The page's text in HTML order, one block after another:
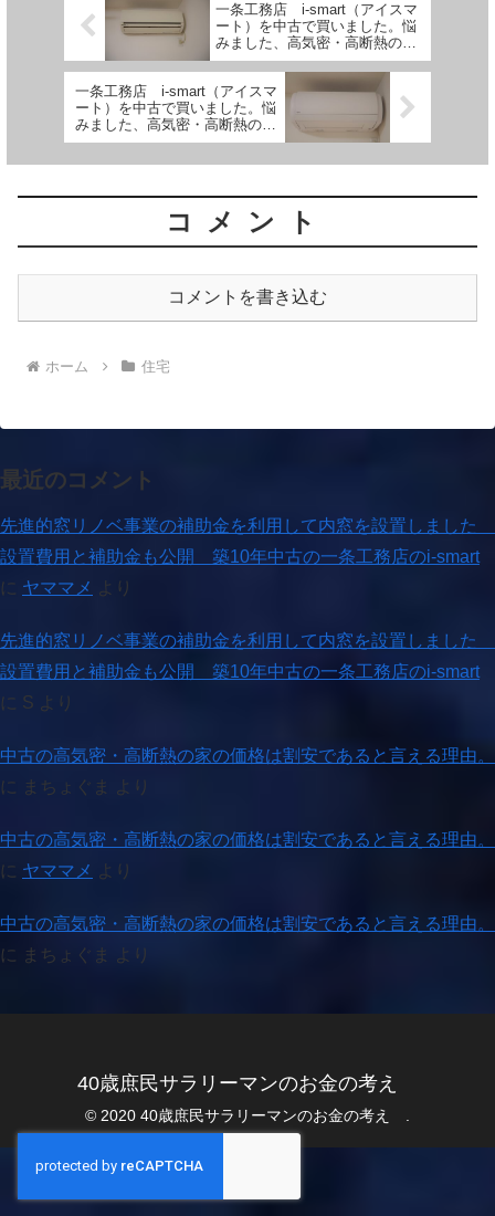
一条工務店 i-smart（アイスマ
ート）を中古で買いました。悩
みました、高気密・高断熱の家
のエアコン選び。
一条工務店 i-smart（アイスマ
ート）を中古で買いました。悩
みました、高気密・高断熱の家
のエアコン選び。設置しまし
コメント
コメントを書き込む
ホーム 住宅
最近のコメント
先進的窓リノベ事業の補助金を利用して内窓を設置しました
設置費用と補助金も公開 築10年中古の一条工務店のi-smart
に ヤママメ より
先進的窓リノベ事業の補助金を利用して内窓を設置しました
設置費用と補助金も公開 築10年中古の一条工務店のi-smart
に S より
中古の高気密・高断熱の家の価格は割安であると言える理由。
に
まちょぐま より
中古の高気密・高断熱の家の価格は割安であると言える理由。
に ヤママメ より
中古の高気密・高断熱の家の価格は割安であると言える理由。
に
まちょぐま より
40歳庶民サラリーマンのお金の考え
© 2020 40歳庶民サラリーマンのお金の考え .